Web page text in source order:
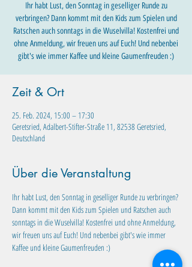
Ihr habt Lust, den Sonntag in geselliger Runde zu
verbringen? Dann kommt mit den Kids zum Spielen und
Ratschen auch sonntags in die Wuselvilla! Kostenfrei und
ohne Anmeldung, wir freuen uns auf Euch! Und nebenbei
gibt's wie immer Kaffee und kleine Gaumenfreuden :)
Zeit & Ort
25. Feb. 2024, 15:00 – 17:30
Geretsried, Adalbert-Stifter-Straße 11, 82538 Geretsried,
Deutschland
Über die Veranstaltung
Ihr habt Lust, den Sonntag in geselliger Runde zu verbringen?
Dann kommt mit den Kids zum Spielen und Ratschen auch
sonntags in die Wuselvilla! Kostenfrei und ohne Anmeldung,
wir freuen uns auf Euch! Und nebenbei gibt's wie immer
Kaffee und kleine Gaumenfreuden :)